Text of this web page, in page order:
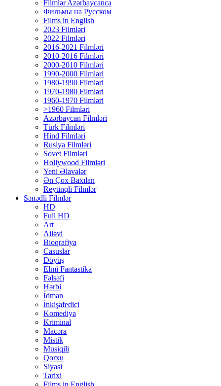
Filmlər Azərbaycanca
Фильмы на Русском
Films in English
2023 Filmləri
2022 Filmləri
2016-2021 Filmləri
2010-2016 Filmləri
2000-2010 Filmləri
1990-2000 Filmləri
1980-1990 Filmləri
1970-1980 Filmləri
1960-1970 Filmləri
>1960 Filmləri
Azərbaycan Filmləri
Türk Filmləri
Hind Filmləri
Rusiya Filmləri
Sovet Filmləri
Hollywood Filmləri
Yeni Əlavələr
Ən Çox Baxılan
Reytinqli Filmlər
Sənədli Filmlər
HD
Full HD
Art
Ailəvi
Bioqrafiya
Casuslar
Döyüş
Elmi Fantastika
Fəlsəfi
Hərbi
İdman
İnkişafedici
Komediya
Kriminal
Macəra
Mistik
Musiqili
Qorxu
Siyasi
Tarixi
Films in English